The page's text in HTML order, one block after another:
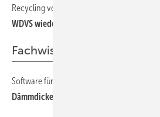
Recycling von EPS-Dämmsystemen
WDVS wiederverwerten
Fachwissen
Software für technische Isolierung
Dämmdicke nach Programm